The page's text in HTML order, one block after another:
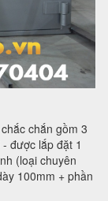
chắn gồm 3
được lắp đặt 1
(loại chuyên
100mm + phần